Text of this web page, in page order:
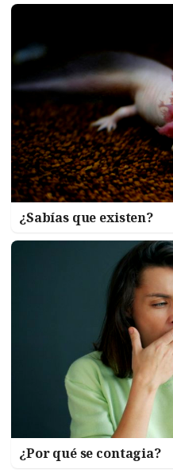
¿Sabías que existen?
¿Por qué se contagia?